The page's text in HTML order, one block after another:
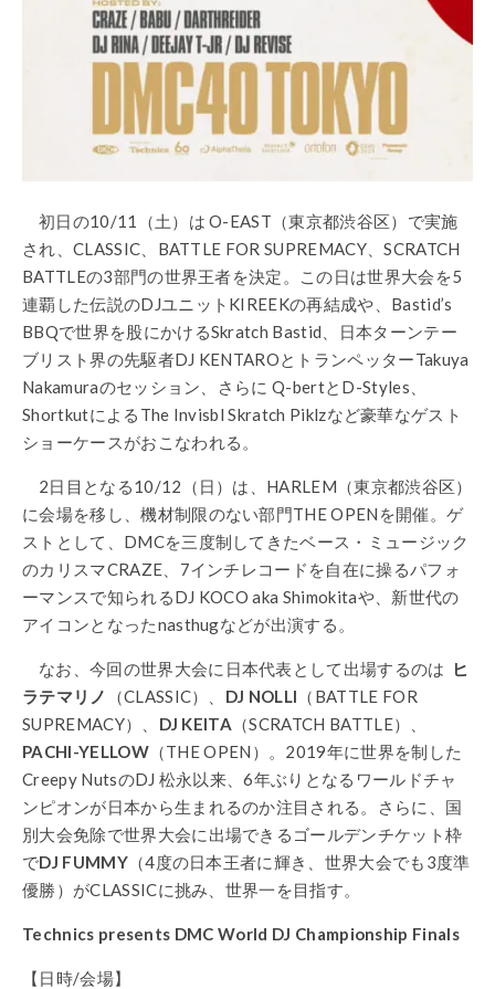
初日の10/11（土）は O-EAST（東京都渋谷区）で実施
され、CLASSIC、BATTLE FOR SUPREMACY、SCRATCH
BATTLEの3部門の世界王者を決定。この日は世界大会を5
連覇した伝説のDJユニットKIREEKの再結成や、Bastid’s
BBQで世界を股にかけるSkratch Bastid、日本ターンテー
ブリスト界の先駆者DJ KENTAROとトランペッターTakuya
Nakamuraのセッション、さらに Q-bertとD-Styles、
ShortkutによるThe Invisbl Skratch Piklzなど豪華なゲスト
ショーケースがおこなわれる。
2日目となる10/12（日）は、HARLEM（東京都渋谷区）
に会場を移し、機材制限のない部門THE OPENを開催。ゲ
ストとして、DMCを三度制してきたベース・ミュージック
のカリスマCRAZE、7インチレコードを自在に操るパフォ
ーマンスで知られるDJ KOCO aka Shimokitaや、新世代の
アイコンとなったnasthugなどが出演する。
なお、今回の世界大会に日本代表として出場するのは
ヒ
ラテマリノ
（CLASSIC）、 DJ NOLLI （BATTLE FOR
SUPREMACY）、 DJ KEITA （SCRATCH BATTLE）、
PACHI-YELLOW（THE OPEN）。2019年に世界を制した
Creepy NutsのDJ 松永以来、6年ぶりとなるワールドチャ
ンピオンが日本から生まれるのか注目される。さらに、国
別大会免除で世界大会に出場できるゴールデンチケット枠
でDJ FUMMY（4度の日本王者に輝き、世界大会でも3度準
優勝）がCLASSICに挑み、世界一を目指す。
Technics presents DMC World DJ Championship Finals
【日時/会場】